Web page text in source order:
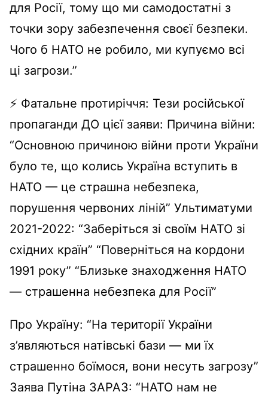
для Росії, тому що ми самодостатні з
точки зору забезпечення своєї безпеки.
Чого б НАТО не робило, ми купуємо всі
ці загрози.”
⚡ Фатальне протиріччя: Тези російської
пропаганди ДО цієї заяви: Причина війни:
“Основною причиною війни проти України
було те, що колись Україна вступить в
НАТО — це страшна небезпека,
порушення червоних ліній” Ультиматуми
2021-2022: “Заберіться зі своїм НАТО зі
східних країн” “Поверніться на кордони
1991 року” “Близьке знаходження НАТО
— страшенна небезпека для Росії”
Про Україну: “На території України
з’являються натівські бази — ми їх
страшенно боїмося, вони несуть загрозу”
Заява Путіна ЗАРАЗ: “НАТО нам не